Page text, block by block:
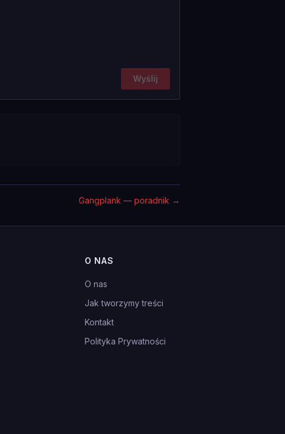
Wyślij
Gangplank — poradnik →
O NAS
O nas
Jak tworzymy treści
Kontakt
Polityka Prywatności